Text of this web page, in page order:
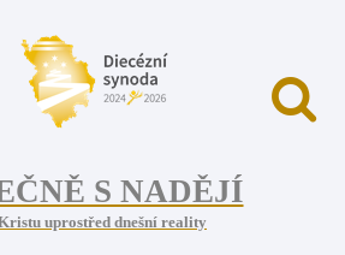
S NADĚJÍ
uprostřed dnešní reality